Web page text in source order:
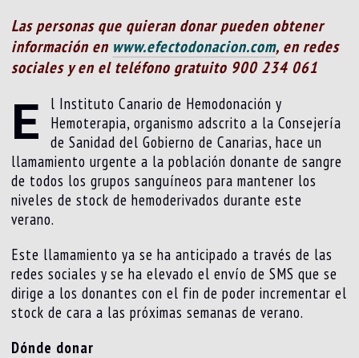
Las personas que quieran donar pueden obtener
información en www.efectodonacion.com, en redes
sociales y en el teléfono gratuito 900 234 061
E
l Instituto Canario de Hemodonación y
Hemoterapia, organismo adscrito a la Consejería
de Sanidad del Gobierno de Canarias, hace un
llamamiento urgente a la población donante de sangre
de todos los grupos sanguíneos para mantener los
niveles de stock de hemoderivados durante este
verano.
Este llamamiento ya se ha anticipado a través de las
redes sociales y se ha elevado el envío de SMS que se
dirige a los donantes con el fin de poder incrementar el
stock de cara a las próximas semanas de verano.
Dónde donar